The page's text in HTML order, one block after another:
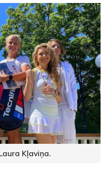
Kļaviņa.